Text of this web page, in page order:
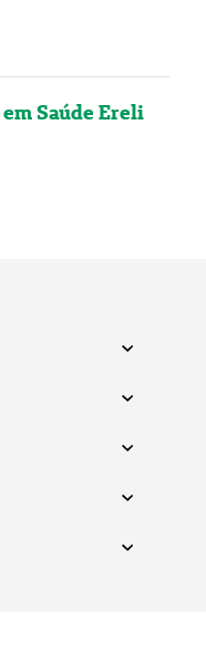
Saúde Ereli